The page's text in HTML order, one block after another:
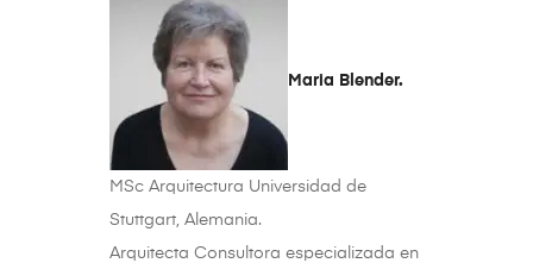
Maria Blender.
MSc Arquitectura Universidad de
Stuttgart, Alemania.
Arquitecta Consultora especializada en